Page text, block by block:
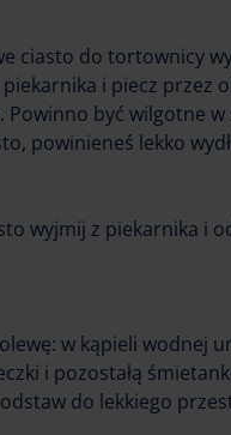
ciasto do tortownicy
i piecz przez
Powinno być wilgotne
powinieneś lekko
wyjmij z piekarnika i
w kąpieli wodnej
i pozostałą
do lekkiego